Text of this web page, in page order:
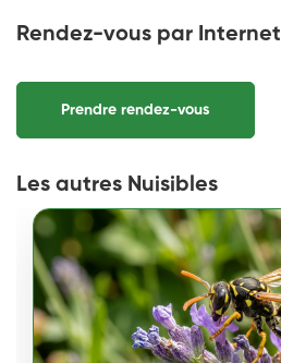
Rendez-vous par Internet
Prendre rendez-vous
Les autres Nuisibles